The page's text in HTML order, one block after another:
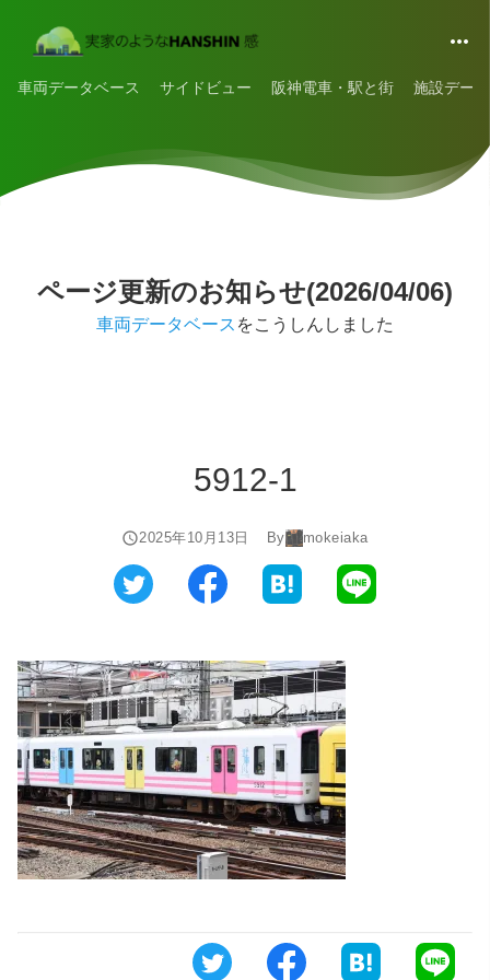
車両データベース サイドビュー 阪神電車・駅と街 施設デー
ページ更新のお知らせ(2026/04/06)
車両データベース をこうしんしました
5912-1
2025年10月13日 By mokeiaka